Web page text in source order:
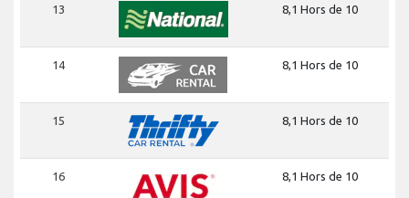
13 8,1 Hors de 10
14 8,1 Hors de 10
15 8,1 Hors de 10
16 8,1 Hors de 10